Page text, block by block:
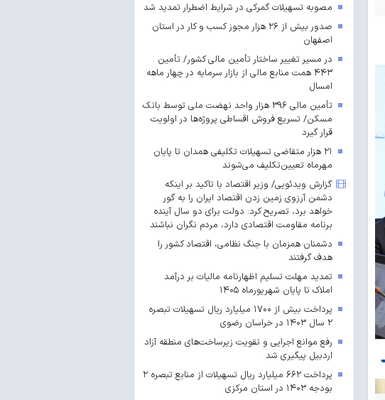
مصوبه تسهیلات گمرکی در شرایط اضطرار تمدید شد
صدور بیش از ۲۶ هزار مجوز کسب‌ و کار در استان
اصفهان
در مسیر تغییر ساختار تأمین مالی کشور/ تأمین
۴۴۳ همت منابع مالی از بازار سرمایه در چهار ماهه
امسال
تأمین مالی ۳۹۶ هزار واحد نهضت ملی توسط بانک
مسکن/ تسریع فروش اقساطی پروژه‌ها در اولویت
قرار گیرد
۲۱ هزار متقاضی تسهیلات تکلیفی همدان تا پایان
مهرماه تعیین‌تکلیف می‌شوند
گزارش ویدئویی/ وزیر اقتصاد با تاکید بر اینکه
دشمن آرزوی زمین زدن اقتصاد ایران را به گور
خواهد برد، تصریح کرد: دولت برای دو سال آینده
برنامه مقاومت اقتصادی دارد، مردم نگران نباشند
دشمنان همزمان با جنگ نظامی، اقتصاد کشور را
هدف گرفتند
تمدید مهلت تسلیم اظهارنامه مالیات بر درآمد
املاک تا پایان شهریورماه ۱۴۰۵
پرداخت بیش از ۱۷۰۰ میلیارد ریال تسهیلات تبصره
۲ سال ۱۴۰۳ در خراسان رضوی
رفع موانع اجرایی و تقویت زیرساخت‌های منطقه آزاد
اردبیل پیگیری شد
پرداخت ۶۶۲ میلیارد ریال تسهیلات از منابع تبصره ۲
بودجه ۱۴۰۳ در استان مرکزی